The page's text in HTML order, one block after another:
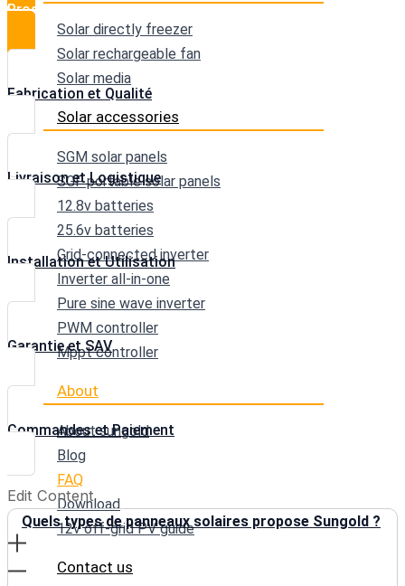
Solar directly freezer
Solar rechargeable fan
Solar media
Solar accessories
SGM solar panels
SGF portable solar panels
12.8v batteries
25.6v batteries
Grid-connected inverter
Inverter all-in-one
Pure sine wave inverter
PWM controller
Mppt controller
About
About sungold
Blog
FAQ
Download
12v off-grid PV guide
Contact us
Produits et Technologies
Fabrication et Qualité
Livraison et Logistique
Installation et Utilisation
Garantie et SAV
Commandes et Paiement
Edit Content
Quels types de panneaux solaires propose Sungold ?